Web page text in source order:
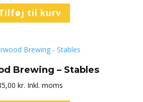
til kurv
Brewing – Stables
kr. Inkl. moms